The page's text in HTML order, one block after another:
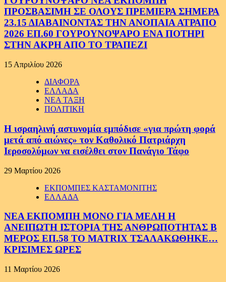
ΠΡΟΣΒΑΣΙΜΗ ΣΕ ΟΛΟΥΣ ΠΡΕΜΙΕΡΑ ΣΗΜΕΡΑ
23.15 ΔΙΑΒΑΙΝΟΝΤΑΣ ΤΗΝ ΑΝΟΠΑΙΑ ΑΤΡΑΠΟ
2026 ΕΠ.60 ΓΟΥΡΟΥΝΟΨΑΡΟ ΕΝΑ ΠΟΤΗΡΙ
ΣΤΗΝ ΑΚΡΗ ΑΠΟ ΤΟ ΤΡΑΠΕΖΙ
15 Απριλίου 2026
ΔΙΑΦΟΡΑ
ΕΛΛΑΔΑ
ΝΕΑ ΤΑΞΗ
ΠΟΛΙΤΙΚΗ
Η ισραηλινή αστυνομία εμπόδισε «για πρώτη φορά
μετά από αιώνες» τον Καθολικό Πατριάρχη
Ιεροσολύμων να εισέλθει στον Πανάγιο Τάφο
29 Μαρτίου 2026
ΕΚΠΟΜΠΕΣ ΚΑΣΤΑΜΟΝΙΤΗΣ
ΕΛΛΑΔΑ
ΝΕΑ ΕΚΠΟΜΠΗ ΜΟΝΟ ΓΙΑ ΜΕΛΗ Η
ΑΝΕΙΠΩΤΗ ΙΣΤΟΡΙΑ ΤΗΣ ΑΝΘΡΩΠΟΤΗΤΑΣ Β
ΜΕΡΟΣ ΕΠ.58 ΤΟ MATRIX ΤΣΑΛΑΚΩΘΗΚΕ…
ΚΡΙΣΙΜΕΣ ΩΡΕΣ
11 Μαρτίου 2026